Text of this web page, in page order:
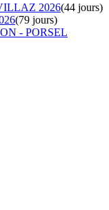
2026(44 jours)
(79 jours)
- PORSEL